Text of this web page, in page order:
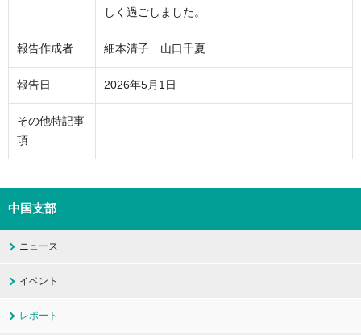
しく過ごしました。
報告作成者 細本清子 山口千夏
報告日 2026年5月1日
その他特記事
項
中国支部
ニュース
イベント
レポート